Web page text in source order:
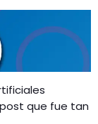
que fue tan